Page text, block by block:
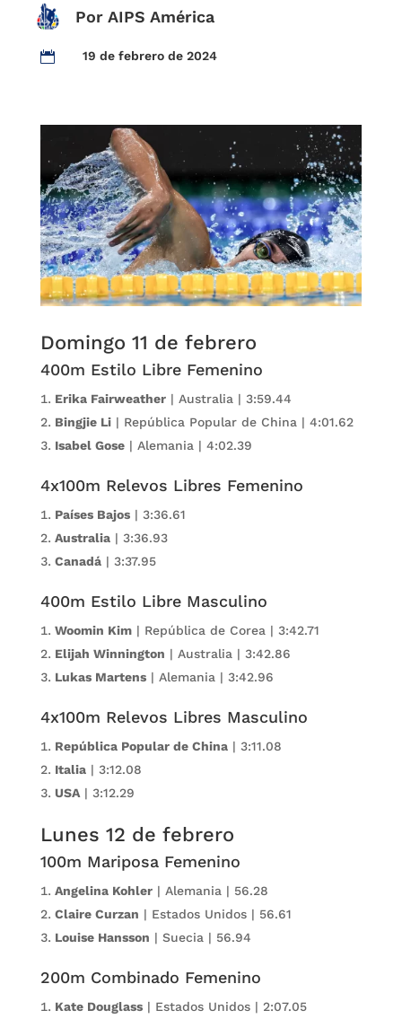
Por AIPS América
 19 de febrero de 2024
Domingo 11 de febrero
400m Estilo Libre Femenino
Erika Fairweather| Australia | 3:59.44
Bingjie Li| República Popular de China | 4:01.62
Isabel Gose| Alemania | 4:02.39
4x100m Relevos Libres Femenino
Países Bajos| 3:36.61
Australia| 3:36.93
Canadá| 3:37.95
400m Estilo Libre Masculino
Woomin Kim| República de Corea | 3:42.71
Elijah Winnington | Australia | 3:42.86
Lukas Martens| Alemania | 3:42.96
4x100m Relevos Libres Masculino
República Popular de China| 3:11.08
Italia| 3:12.08
USA| 3:12.29
Lunes 12 de febrero
100m Mariposa Femenino
Angelina Kohler| Alemania | 56.28
Claire Curzan | Estados Unidos | 56.61
Louise Hansson | Suecia | 56.94
200m Combinado Femenino
Kate Douglass| Estados Unidos | 2:07.05